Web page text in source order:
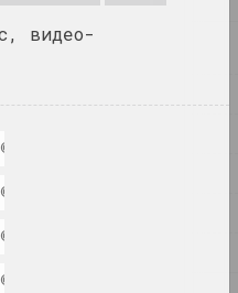
видео-
перформанса, часть
© Леся Пчёлка: кадр из видео-
перформанса, часть
© Леся Пчёлка: кадр из видео-
перформанса, часть
© Леся Пчёлка: кадр из видео-
в Штутгарте, 2022
© Леся Пчёлка: вид инсталляции